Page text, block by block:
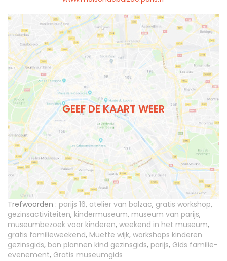
GEEF DE KAART WEER
Trefwoorden : parijs 16, atelier van balzac, gratis workshop,
gezinsactiviteiten, kindermuseum, museum van parijs,
museumbezoek voor kinderen, weekend in het museum,
gratis familieweekend, Muette wijk, workshops kinderen
gezinsgids, bon plannen kind gezinsgids, parijs, Gids familie-
evenement, Gratis museumgids